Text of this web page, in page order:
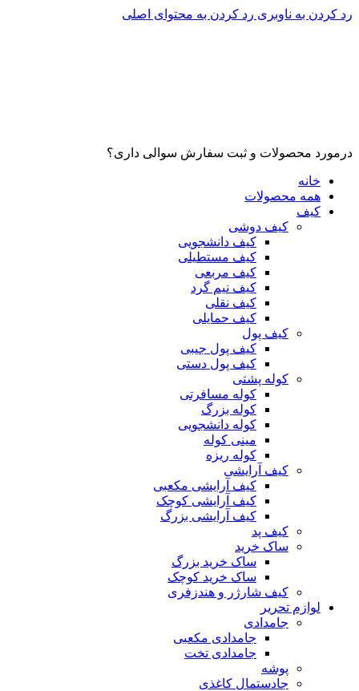
رد کردن به ناوبری رد کردن به محتوای اصلی
درمورد محصولات و ثبت سفارش سوالی داری؟
خانه
همه محصولات
کیف
کیف دوشی
کیف دانشجویی
کیف مستطیلی
کیف مربعی
کیف نیم گرد
کیف نقلی
کیف حمایلی
کیف پول
کیف پول جیبی
کیف پول دستی
کوله پشتی
کوله مسافرتی
کوله بزرگ
کوله دانشجویی
مینی کوله
کوله ریزه
کیف آرایشی
کیف آرایشی مکعبی
کیف آرایشی کوچک
کیف آرایشی بزرگ
کیف پد
ساک خرید
ساک خرید بزرگ
ساک خرید کوچک
کیف شارژر و هندزفری
لوازم تحریر
جامدادی
جامدادی مکعبی
جامدادی تخت
پوشه
جادستمال کاغذی